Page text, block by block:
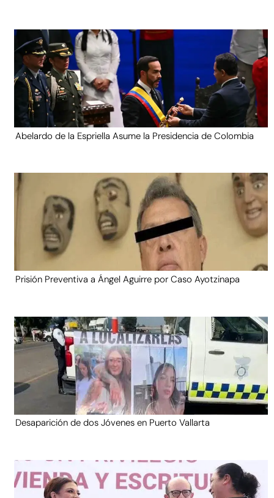
Abelardo de la Espriella Asume la Presidencia de Colombia
Prisión Preventiva a Ángel Aguirre por Caso Ayotzinapa
Desaparición de dos Jóvenes en Puerto Vallarta